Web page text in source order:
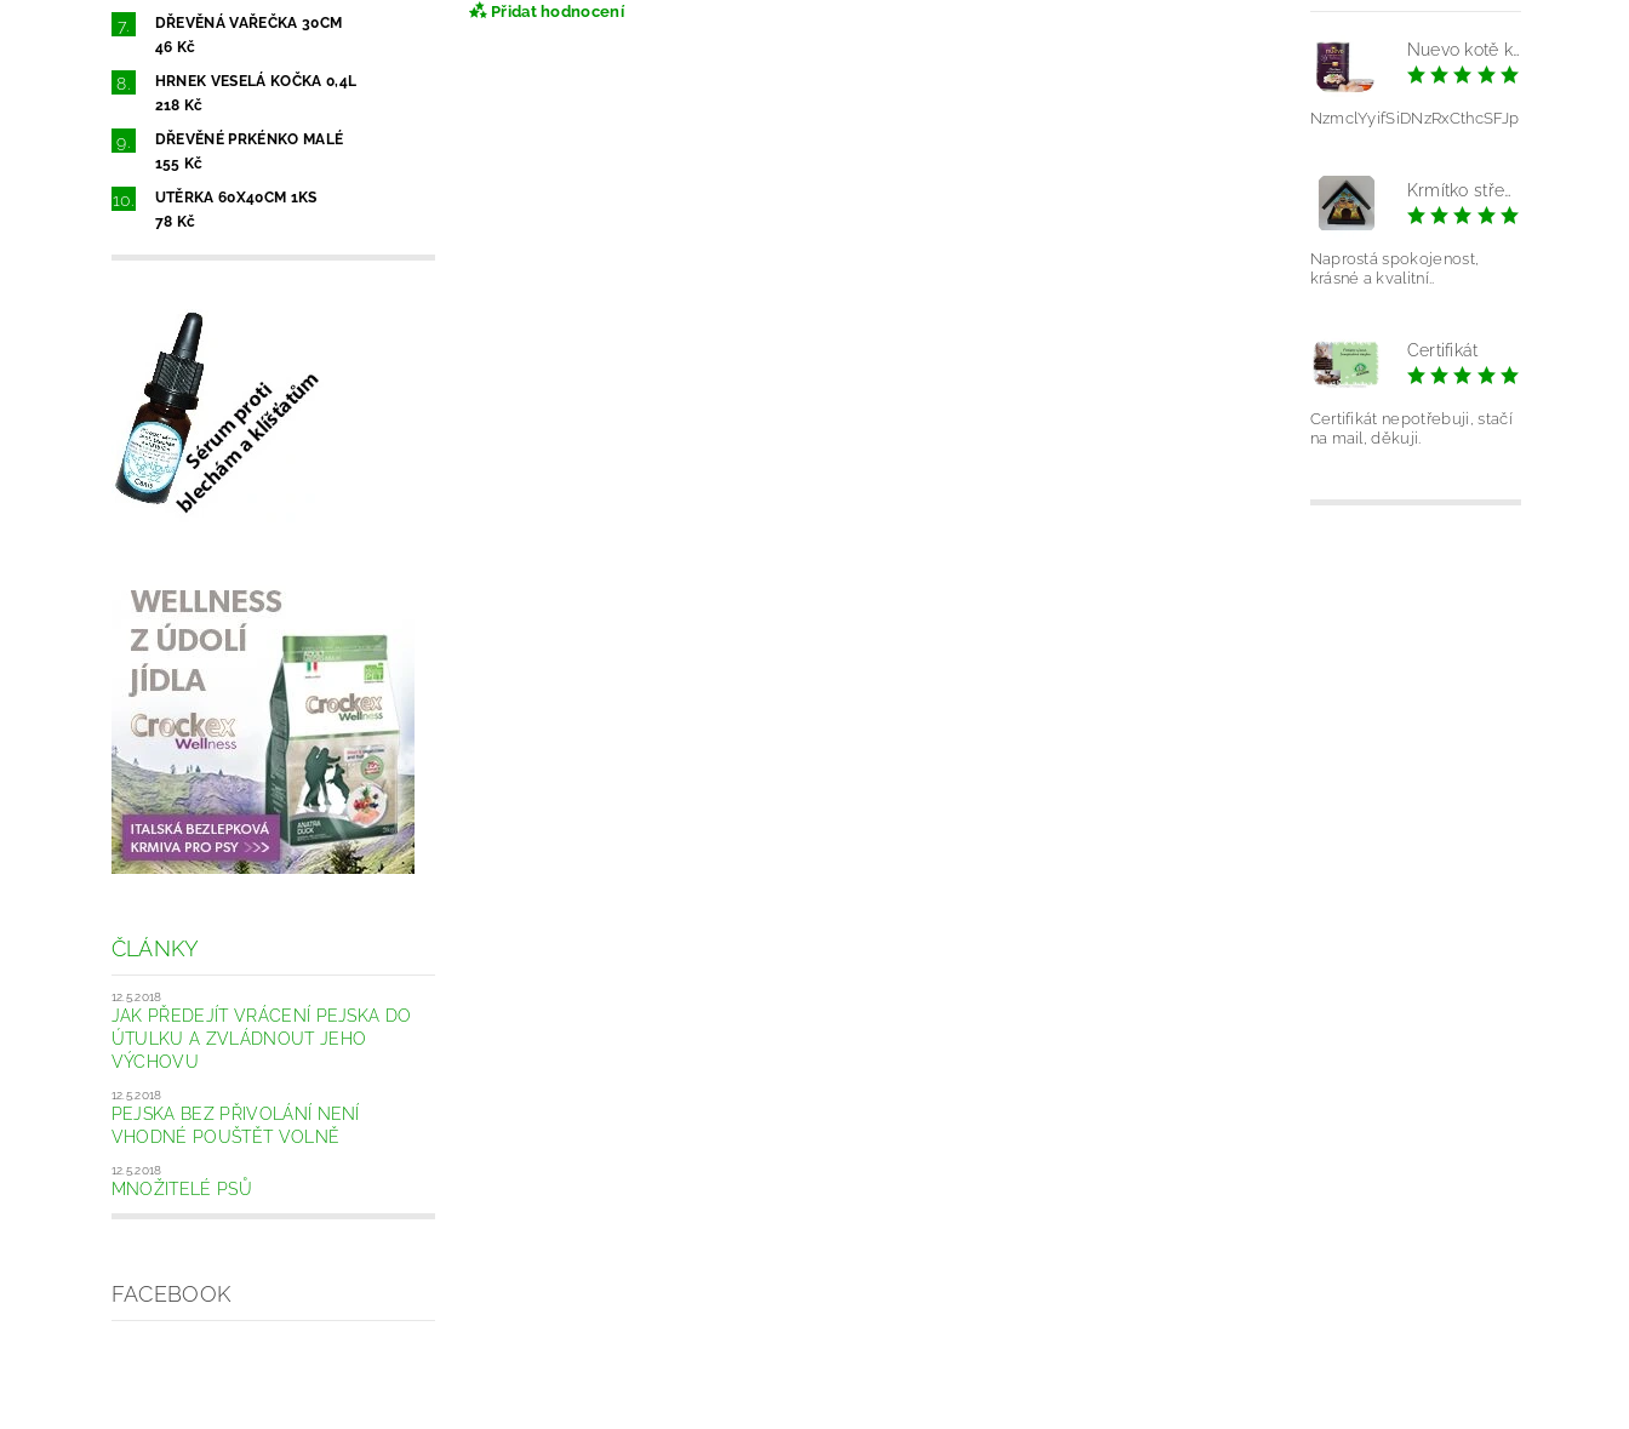
DŘEVĚNÁ VAŘEČKA 30CM
46 Kč
HRNEK VESELÁ KOČKA 0,4L
218 Kč
DŘEVĚNÉ PRKÉNKO MALÉ
155 Kč
UTĚRKA 60X40CM 1KS
78 Kč
ČLÁNKY
12.5.2018
JAK PŘEDEJÍT VRÁCENÍ PEJSKA DO
ÚTULKU A ZVLÁDNOUT JEHO
VÝCHOVU
12.5.2018
PEJSKA BEZ PŘIVOLÁNÍ NENÍ
VHODNÉ POUŠTĚT VOLNĚ
12.5.2018
MNOŽITELÉ PSŮ
FACEBOOK
Přidat hodnocení
NzmclYyifSiDNzRxCthcSFJp
Naprostá spokojenost,
krásné a kvalitní..
Certifikát
Certifikát nepotřebuji, stačí
na mail, děkuji.